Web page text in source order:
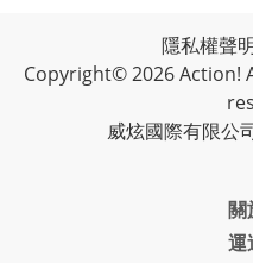
隱私權聲
Copyright© 2026 Action!
威炫國際有限公
關
運